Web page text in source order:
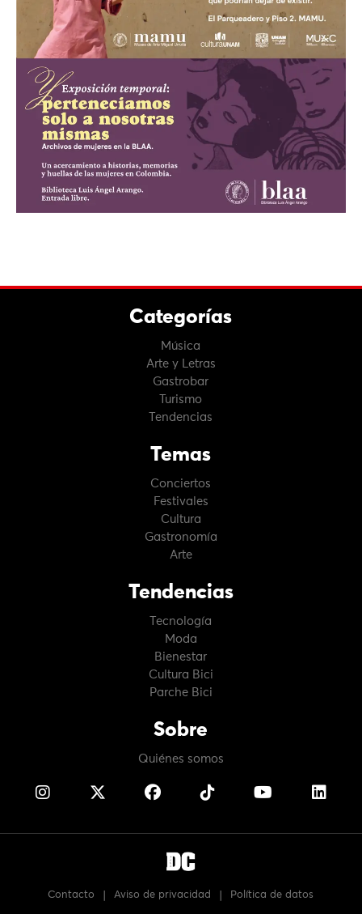
Categorías
Música
Arte y Letras
Gastrobar
Turismo
Tendencias
Temas
Conciertos
Festivales
Cultura
Gastronomía
Arte
Tendencias
Tecnología
Moda
Bienestar
Cultura Bici
Parche Bici
Sobre
Quiénes somos
Contacto Aviso de privacidad Política de datos